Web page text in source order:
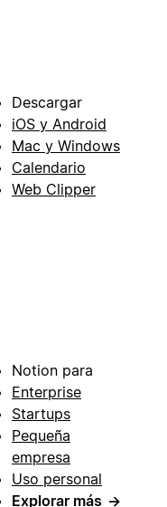
Descargar
iOS y Android
Mac y Windows
Calendario
Web Clipper
Notion para
Enterprise
Startups
Pequeña
empresa
Uso personal
Explorar más →